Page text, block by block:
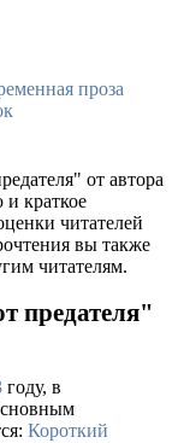
проза
от автора
и краткое
читателей
вы также
читателям.
предателя"
году, в
Короткий